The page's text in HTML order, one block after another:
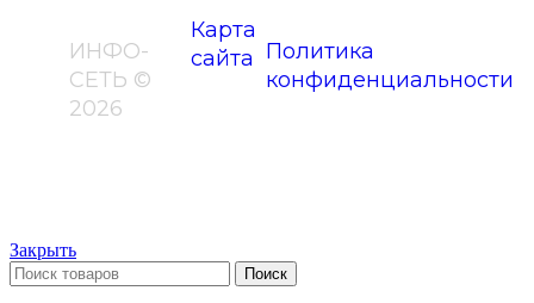
ИНФО-
СЕТЬ ©
2026
Карта
сайта Политика
конфиденциальности
Закрыть
Поиск